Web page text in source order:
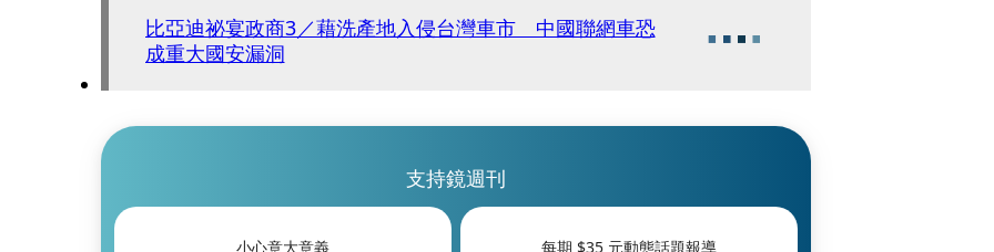
比亞迪祕宴政商3／藉洗產地入侵台灣車市 中國聯網車恐
成重大國安漏洞
支持鏡週刊
小心意大意義
每期 $35元動態話題報導